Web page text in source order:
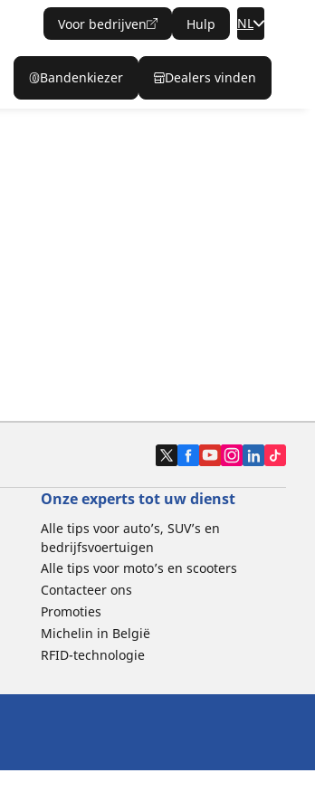
Voor bedrijven Hulp NL
Bandenkiezer Dealers vinden
Onze experts tot uw dienst
Alle tips voor auto’s, SUV’s en
bedrijfsvoertuigen
Alle tips voor moto’s en scooters
Contacteer ons
Promoties
Michelin in België
RFID-technologie